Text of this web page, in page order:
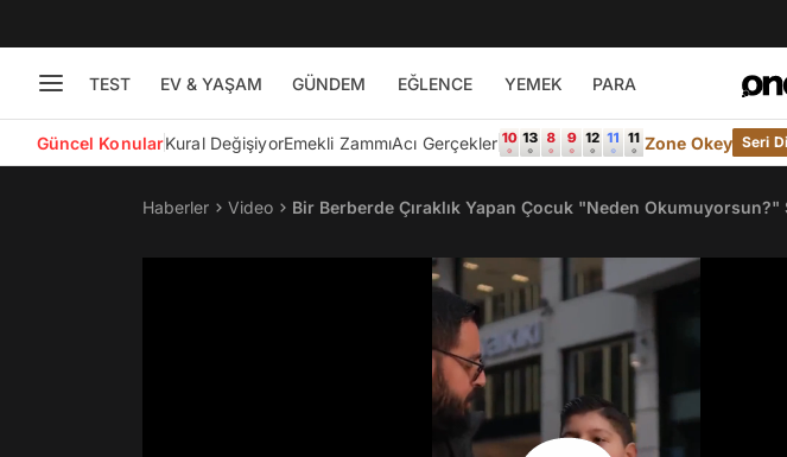
TEST EV & YAŞAM GÜNDEM EĞLENCE YEMEK PARA
Güncel KonularKural DeğişiyorEmekli ZammıAcı Gerçekler Zone Okey Seri
Haberler Video Bir Berberde Çıraklık Yapan Çocuk "Neden